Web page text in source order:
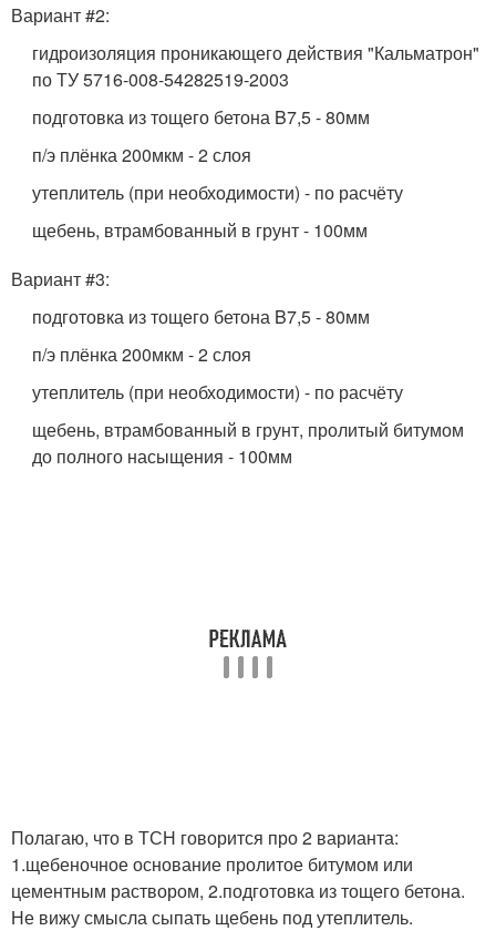
Вариант #2:
гидроизоляция проникающего действия "Кальматрон"
по ТУ 5716-008-54282519-2003
подготовка из тощего бетона B7,5 - 80мм
п/э плёнка 200мкм - 2 слоя
утеплитель (при необходимости) - по расчёту
щебень, втрамбованный в грунт - 100мм
Вариант #3:
подготовка из тощего бетона B7,5 - 80мм
п/э плёнка 200мкм - 2 слоя
утеплитель (при необходимости) - по расчёту
щебень, втрамбованный в грунт, пролитый битумом
до полного насыщения - 100мм
Полагаю, что в ТСН говорится про 2 варианта:
1.щебеночное основание пролитое битумом или
цементным раствором, 2.подготовка из тощего бетона.
Не вижу смысла сыпать щебень под утеплитель.